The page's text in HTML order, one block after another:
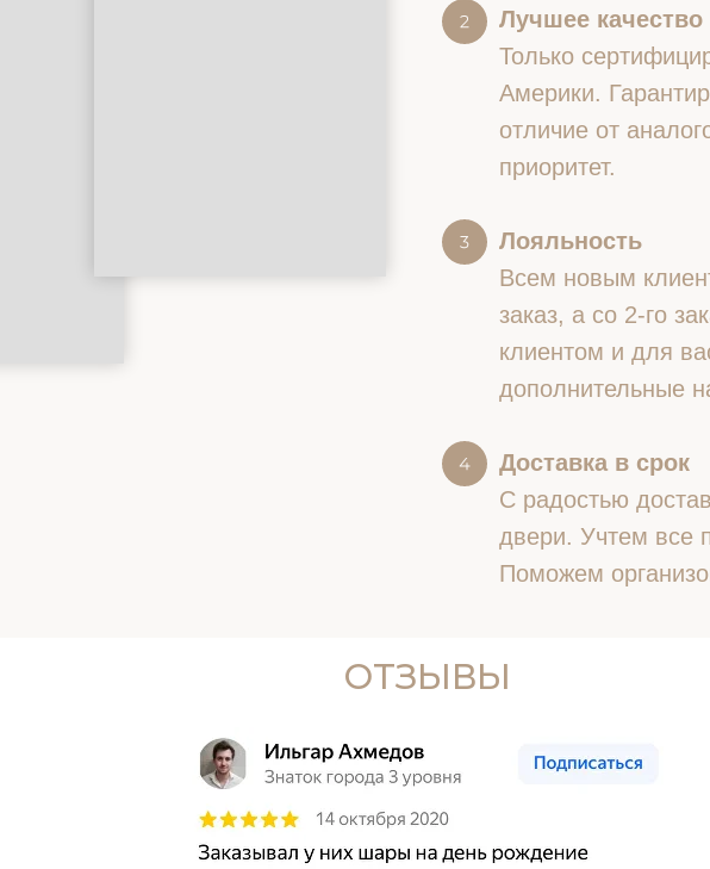
Лучшее качество
Только
Америки.
отличие от
приоритет.
Лояльность
Всем новым
заказ, а со 2-го
клиентом и для
дополнительные
Доставка в срок
С радостью
двери. Учтем все
Поможем
ОТЗЫВЫ